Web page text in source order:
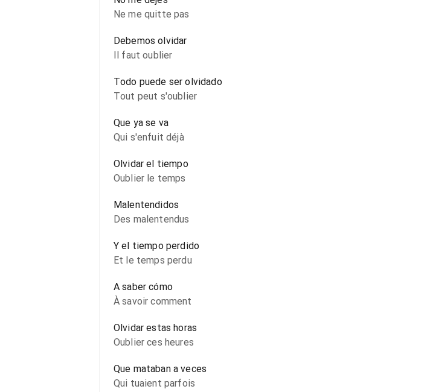
Ne me quitte pas
Debemos olvidar
Il faut oublier
Todo puede ser olvidado
Tout peut s'oublier
Que ya se va
Qui s'enfuit déjà
Olvidar el tiempo
Oublier le temps
Malentendidos
Des malentendus
Y el tiempo perdido
Et le temps perdu
A saber cómo
À savoir comment
Olvidar estas horas
Oublier ces heures
Que mataban a veces
Qui tuaient parfois